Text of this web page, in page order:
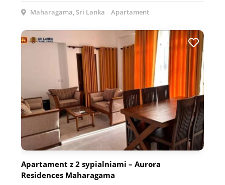
Maharagama, Sri Lanka Apartament
Apartament z 2 sypialniami – Aurora
Residences Maharagama